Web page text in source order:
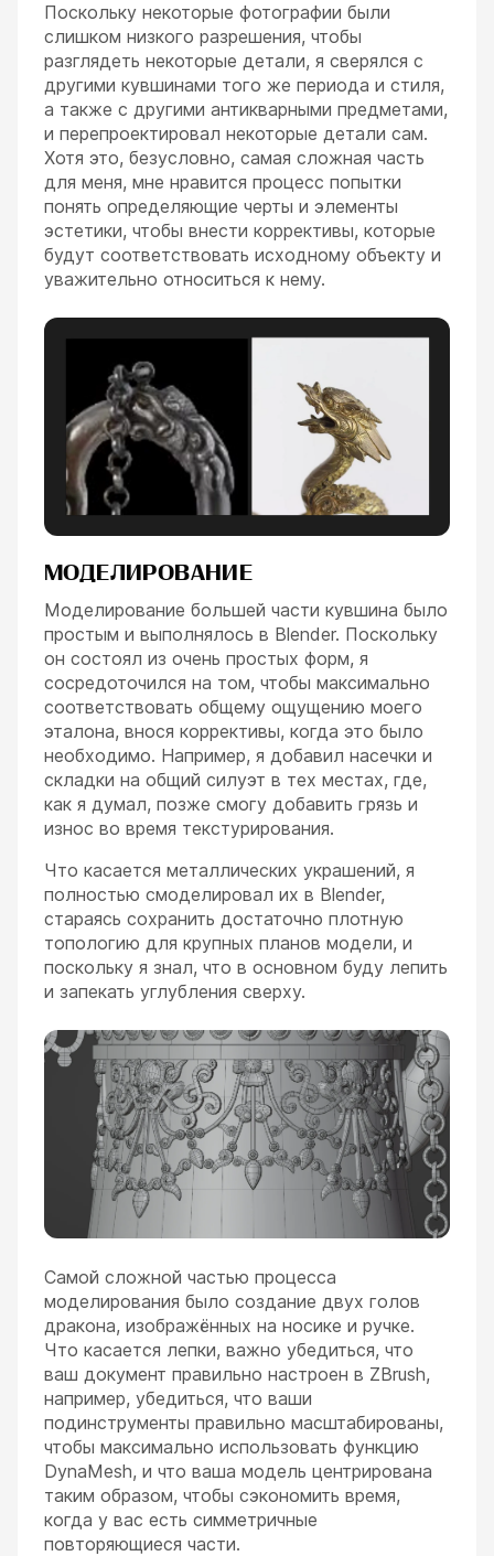
Поскольку некоторые фотографии были
слишком низкого разрешения, чтобы
разглядеть некоторые детали, я сверялся с
другими кувшинами того же периода и стиля,
а также с другими антикварными предметами,
и перепроектировал некоторые детали сам.
Хотя это, безусловно, самая сложная часть
для меня, мне нравится процесс попытки
понять определяющие черты и элементы
эстетики, чтобы внести коррективы, которые
будут соответствовать исходному объекту и
уважительно относиться к нему.
МОДЕЛИРОВАНИЕ
Моделирование большей части кувшина было
простым и выполнялось в Blender. Поскольку
он состоял из очень простых форм, я
сосредоточился на том, чтобы максимально
соответствовать общему ощущению моего
эталона, внося коррективы, когда это было
необходимо. Например, я добавил насечки и
складки на общий силуэт в тех местах, где,
как я думал, позже смогу добавить грязь и
износ во время текстурирования.
Что касается металлических украшений, я
полностью смоделировал их в Blender,
стараясь сохранить достаточно плотную
топологию для крупных планов модели, и
поскольку я знал, что в основном буду лепить
и запекать углубления сверху.
Самой сложной частью процесса
моделирования было создание двух голов
дракона, изображённых на носике и ручке.
Что касается лепки, важно убедиться, что
ваш документ правильно настроен в ZBrush,
например, убедиться, что ваши
подинструменты правильно масштабированы,
чтобы максимально использовать функцию
DynaMesh, и что ваша модель центрирована
таким образом, чтобы сэкономить время,
когда у вас есть симметричные
повторяющиеся части.